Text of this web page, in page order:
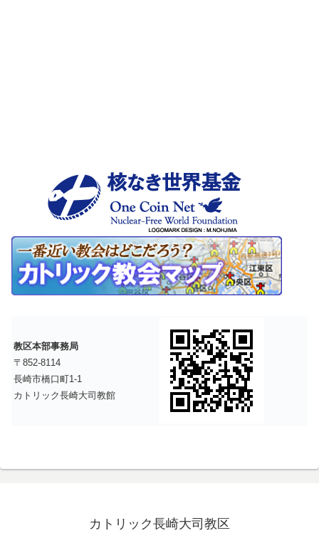
教区本部事務局
〒852-8114
長崎市橋口町1-1
カトリック長崎大司教館
カトリック長崎大司教区